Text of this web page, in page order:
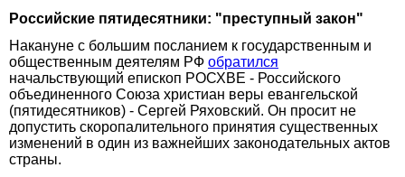
Российские пятидесятники: "преступный закон"
Накануне с большим посланием к государственным и
общественным деятелям РФ обратился
начальствующий епископ РОСХВЕ - Российского
объединенного Союза христиан веры евангельской
(пятидесятников) - Сергей Ряховский. Он просит не
допустить скоропалительного принятия существенных
изменений в один из важнейших законодательных актов
страны.